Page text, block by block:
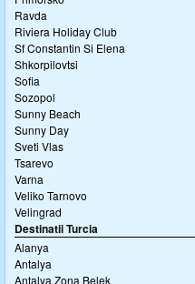
Ravda
Riviera Holiday Club
Sf Constantin Si Elena
Shkorpilovtsi
Sofia
Sozopol
Sunny Beach
Sunny Day
Sveti Vlas
Tsarevo
Varna
Veliko Tarnovo
Velingrad
Destinatii Turcia
Alanya
Antalya
Antalya Zona Belek